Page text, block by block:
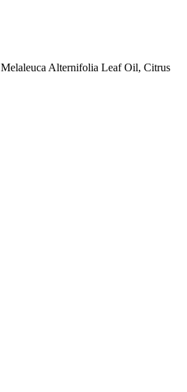
Alternifolia Leaf Oil, Citrus